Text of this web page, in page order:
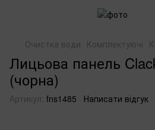
Очистка води Комплектуючі
Лицьова панель
(чорна)
Артикул: fns1485 Написати відгук